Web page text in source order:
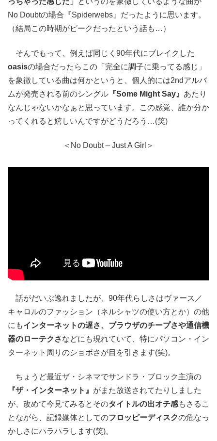
No Doubtの場合『Spiderwebs』だったように思います。
（結局この時期がピークだったという話も…）
そんでもって、例えば同じく90年代にブレイクした
oasisの場合だったらこの「完全に調子に乗ってる感じ」
を象徴している曲は何かというと、個人的には2ndアルバ
ムが発売される前のシングル 『Some Might Say』 あたり
なんじゃないかなぁと思っています。この感覚、誰か分か
ってくれると嬉しいんですがどうだろう…(笑)
＜No Doubt – Just A Girl＞
話がだいぶ逸れましたが、90年代らしさはヴァース／
キャロルのファッション（ネルシャツの使い方とか）の他
にもインターネットの遅さ、ブラウザのチープさや通信機
器のローテクさなどにも現れていて、特にパソコン・イン
ターネット周りのショボさが目を引きます(笑)。
ちょうど最近ザ・シネマでサンドラ・ブロック主演の
『ザ・インターネット』 がまた放送されてたりしました
が、改めて今見てみるとそのタイトルの出オチ感もさるこ
とながら、記録媒体としてのフロッピーディスクの危なっ
かしさにハラハラします(笑)。